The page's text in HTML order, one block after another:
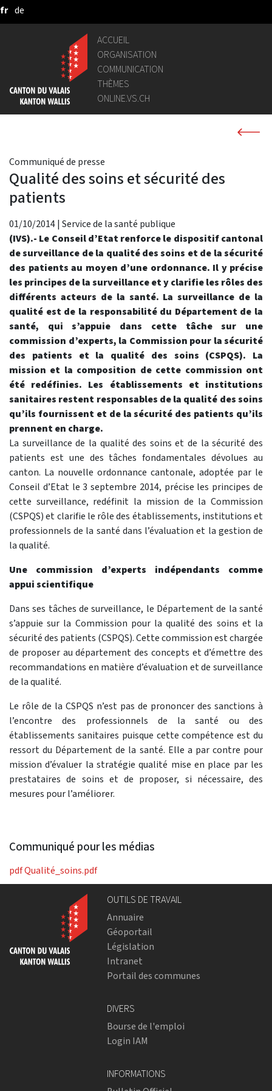
Saut au contenu principal
fr de
ACCUEIL
ORGANISATION
COMMUNICATION
THÈMES
ONLINE.VS.CH
Communiqué de presse
Qualité des soins et sécurité des
patients
01/10/2014| Service de la santé publique
(IVS).- Le Conseil d’Etat renforce le dispositif cantonal
de surveillance de la qualité des soins et de la sécurité
des patients au moyen d’une ordonnance. Il y précise
les principes de la surveillance et y clarifie les rôles des
différents acteurs de la santé. La surveillance de la
qualité est de la responsabilité du Département de la
santé, qui s’appuie dans cette tâche sur une
commission d’experts, la Commission pour la sécurité
des patients et la qualité des soins (CSPQS). La
mission et la composition de cette commission ont
été redéfinies. Les établissements et institutions
sanitaires restent responsables de la qualité des soins
qu’ils fournissent et de la sécurité des patients qu’ils
prennent en charge.
La surveillance de la qualité des soins et de la sécurité des
patients est une des tâches fondamentales dévolues au
canton. La nouvelle ordonnance cantonale, adoptée par le
Conseil d’Etat le 3 septembre 2014, précise les principes de
cette surveillance, redéfinit la mission de la Commission
(CSPQS) et clarifie le rôle des établissements, institutions et
professionnels de la santé dans l’évaluation et la gestion de
la qualité.
Une commission d’experts indépendants comme
appui scientifique
Dans ses tâches de surveillance, le Département de la santé
s’appuie sur la Commission pour la qualité des soins et la
sécurité des patients (CSPQS). Cette commission est chargée
de proposer au département des concepts et d’émettre des
recommandations en matière d’évaluation et de surveillance
de la qualité.
Le rôle de la CSPQS n’est pas de prononcer des sanctions à
l’encontre des professionnels de la santé ou des
établissements sanitaires puisque cette compétence est du
ressort du Département de la santé. Elle a par contre pour
mission d’évaluer la stratégie qualité mise en place par les
prestataires de soins et de proposer, si nécessaire, des
mesures pour l’améliorer.
Communiqué pour les médias
pdfQualité_soins.pdf
OUTILS DE TRAVAIL
Annuaire
Géoportail
Législation
Intranet
Portail des communes
DIVERS
Bourse de l'emploi
Login IAM
INFORMATIONS